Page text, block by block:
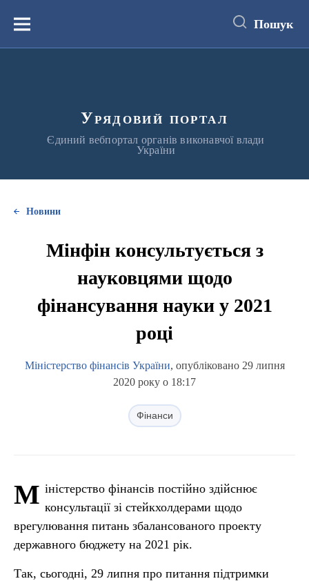
вмістуМеню Пошук
Урядовий портал
Єдиний вебпортал органів виконавчої влади
України
Новини
Мінфін консультується з
науковцями щодо
фінансування науки у 2021
році
Міністерство фінансів України, опубліковано 29 липня
2020 року о 18:17
Фінанси
М іністерство фінансів постійно здійснює
консультації зі стейкхолдерами щодо
врегулювання питань збалансованого проекту
державного бюджету на 2021 рік.
Так, сьогодні, 29 липня про питання підтримки